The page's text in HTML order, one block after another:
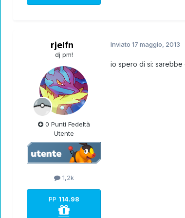
rjelfn
dj pm!
0 Punti Fedeltà
Utente
1,2k
PP 114.98
Inviato 17 maggio, 2013
io spero di si: sarebbe